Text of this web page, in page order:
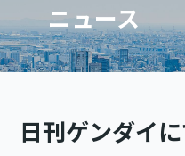
ニュース
日刊ゲンダイ